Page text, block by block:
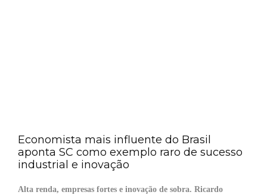
Economista mais influente do Brasil
aponta SC como exemplo raro de sucesso
industrial e inovação
Alta renda, empresas fortes e inovação de sobra. Ricardo